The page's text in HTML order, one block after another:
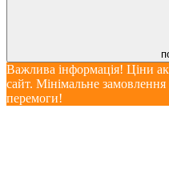
Важлива інформація! Ціни
сайт. Мінімальне
перемоги!